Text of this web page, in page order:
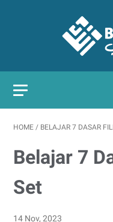
HOME / BELAJAR 7 DASAR
Belajar 7
Set
14 Nov, 2023